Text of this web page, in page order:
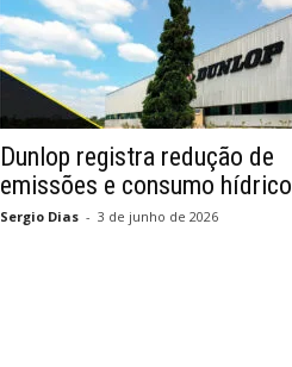
Dunlop registra redução de
emissões e consumo hídrico
Sergio Dias - 3 de junho de 2026